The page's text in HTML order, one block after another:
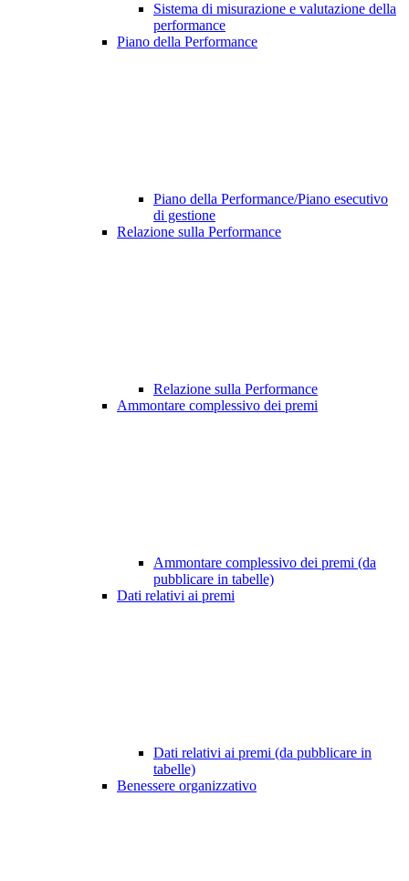
Sistema di misurazione e valutazione della
performance
Piano della Performance
Piano della Performance/Piano esecutivo
di gestione
Relazione sulla Performance
Relazione sulla Performance
Ammontare complessivo dei premi
Ammontare complessivo dei premi (da
pubblicare in tabelle)
Dati relativi ai premi
Dati relativi ai premi (da pubblicare in
tabelle)
Benessere organizzativo